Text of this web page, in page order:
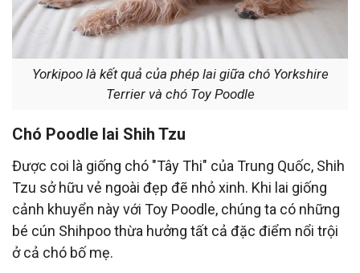
Yorkipoo là kết quả của phép lai giữa chó Yorkshire
Terrier và chó Toy Poodle
Chó Poodle lai Shih Tzu
Được coi là giống chó "Tây Thi" của Trung Quốc, Shih
Tzu sở hữu vẻ ngoài đẹp đẽ nhỏ xinh. Khi lai giống
cảnh khuyển này với Toy Poodle, chúng ta có những
bé cún Shihpoo thừa hưởng tất cả đặc điểm nổi trội
ở cả chó bố mẹ.